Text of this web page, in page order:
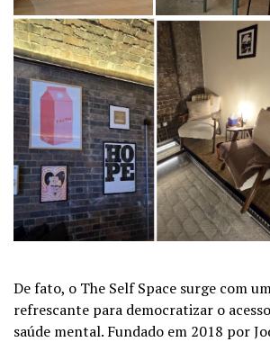
De fato, o The Self Space surge com
refrescante para democratizar o
saúde mental. Fundado em 2018 por